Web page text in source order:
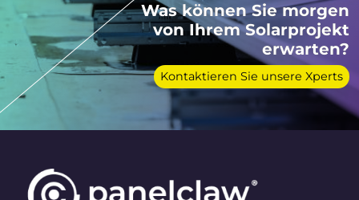
Was können Sie morgen
von Ihrem Solarprojekt
erwarten?
Kontaktieren Sie unsere Xperts